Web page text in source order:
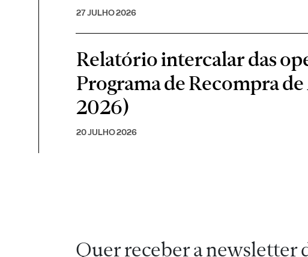
27 JULHO 2026
Relatório intercalar das
Programa de Recompra
2026)
20 JULHO 2026
Quer receber a